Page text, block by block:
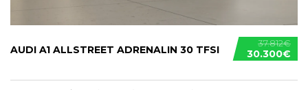
37.812€
30.300€
AUDI A1 ALLSTREET ADRENALIN 30 TFSI